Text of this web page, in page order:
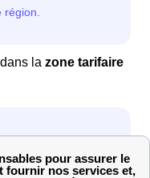
la zone tarifaire